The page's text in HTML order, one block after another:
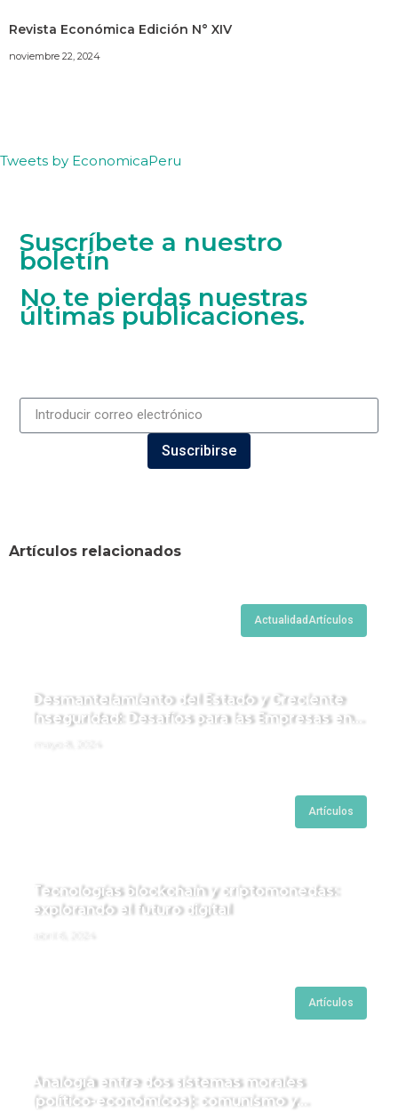
Revista Económica Edición N° XIV
noviembre 22, 2024
Tweets by EconomicaPeru
Suscríbete a nuestro
boletín
No te pierdas nuestras
últimas publicaciones.
Suscribirse
Artículos relacionados
Actualidad Artículos
Desmantelamiento del Estado y Creciente
Inseguridad: Desafíos para las Empresas en
Artículos
Tecnologías blockchain y criptomonedas:
explorando el futuro digital
Artículos
Analogía entre dos sistemas morales
(político-económicos): comunismo y